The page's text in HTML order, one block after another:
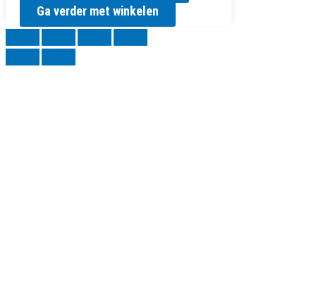
Ga verder met winkelen